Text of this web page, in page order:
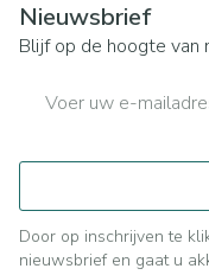
Nieuwsbrief
Blijf op de hoogte van
Door op inschrijven te
nieuwsbrief en gaat u